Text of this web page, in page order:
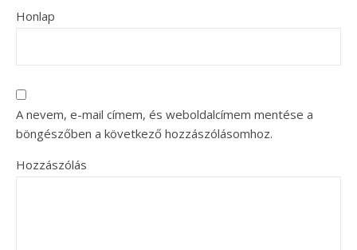
Honlap
A nevem, e-mail címem, és weboldalcímem mentése a
böngészőben a következő hozzászólásomhoz.
Hozzászólás